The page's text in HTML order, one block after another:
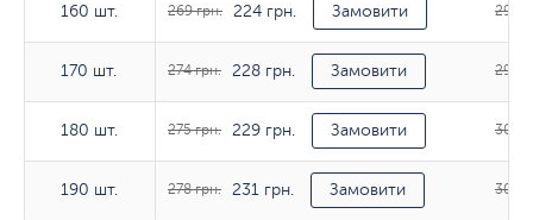
160 шт.
170 шт.
180 шт.
190 шт.
160 шт. 269 грн. 224 грн. Замовити 299
170 шт. 274 грн. 228 грн. Замовити 298
180 шт. 275 грн. 229 грн. Замовити 302
190 шт. 278 грн. 231 грн. Замовити 304